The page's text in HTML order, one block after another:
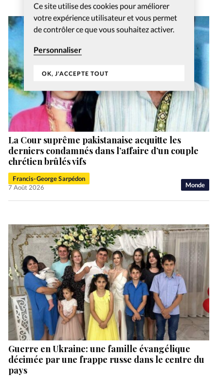
Ce site utilise des cookies pour améliorer
votre expérience utilisateur et vous permet
de contrôler ce que vous souhaitez activer.
Personnaliser
OK, J'ACCEPTE TOUT
Monde
La Cour suprême pakistanaise acquitte les
derniers condamnés dans l’affaire d’un couple
chrétien brûlés vifs
Francis-George Sarpédon
7 Août 2026
Guerre en Ukraine: une famille évangélique
décimée par une frappe russe dans le centre du
pays